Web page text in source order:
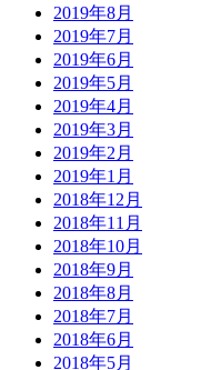
2019年8月
2019年7月
2019年6月
2019年5月
2019年4月
2019年3月
2019年2月
2019年1月
2018年12月
2018年11月
2018年10月
2018年9月
2018年8月
2018年7月
2018年6月
2018年5月